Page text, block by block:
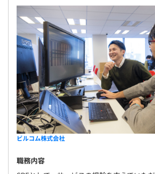
ビルコム株式会社
職務内容